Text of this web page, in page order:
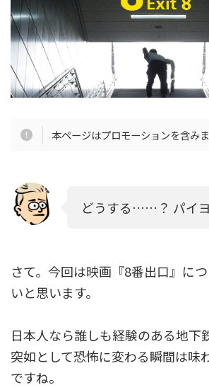
本ページはプロモーションを含みま
どうする……？ パイヨ
さて。今回は映画『8番出口』に
いと思います。
日本人なら誰しも経験のある地下
突如として恐怖に変わる瞬間は味
ですね。